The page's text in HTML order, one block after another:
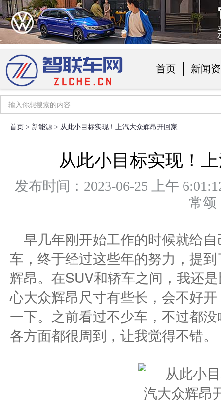
首页 新闻
首页 > 新能源 > 从此小目标实现！上汽大众辉昂开回家
从此小目标实现！
发布时间：2023-06-25 上午
常
早几年刚开始工作的时候就给
车，终于经过这些年的努力，提
辉昂。在SUV和轿车之间，我还
心大众辉昂尺寸有些长，会不好
一下。之前看过不少车，不过都
各方面都很周到，让我觉得不错。